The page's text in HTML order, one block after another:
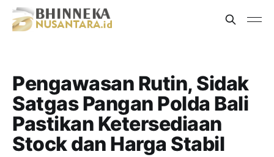
Pengawasan Rutin, Sidak
Satgas Pangan Polda Bali
Pastikan Ketersediaan
Stock dan Harga Stabil